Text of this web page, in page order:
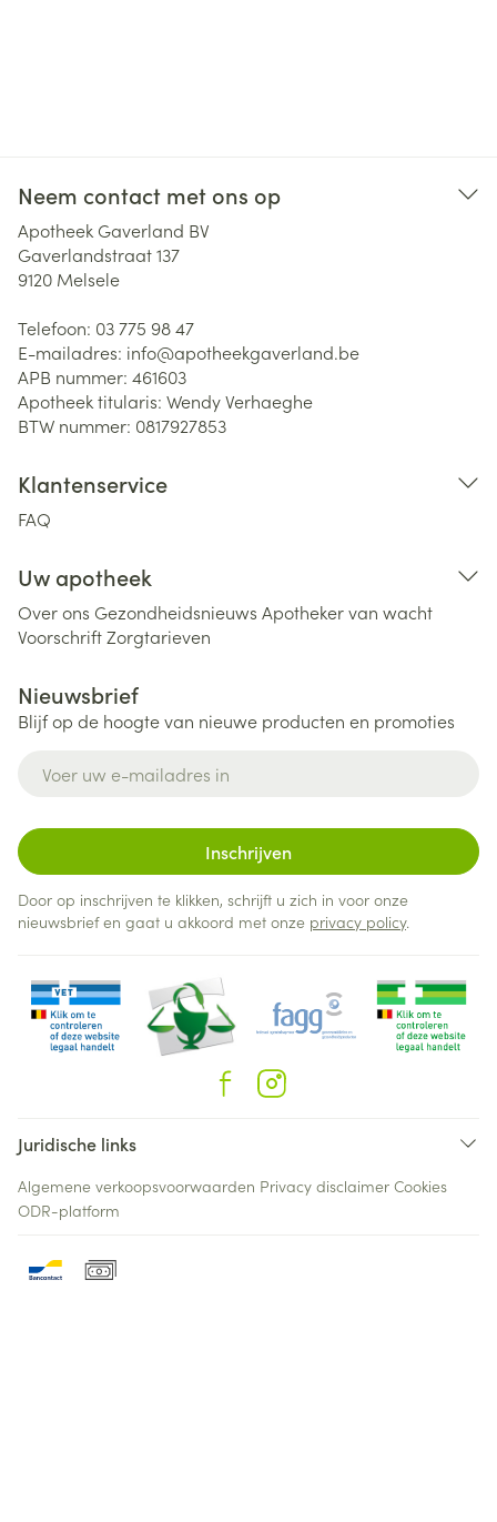
Neem contact met ons op
Apotheek Gaverland BV
Gaverlandstraat 137
9120 Melsele
Telefoon: 03 775 98 47
E-mailadres: info@apotheekgaverland.be
APB nummer: 461603
Apotheek titularis: Wendy Verhaeghe
BTW nummer: 0817927853
Klantenservice
FAQ
Uw apotheek
Over ons Gezondheidsnieuws Apotheker van wacht
VoorschriftZorgtarieven
Nieuwsbrief
Blijf op de hoogte van nieuwe producten en promoties
Inschrijven
Door op inschrijven te klikken, schrijft u zich in voor onze
nieuwsbrief en gaat u akkoord met onze privacy policy.
Juridische links
Algemene verkoopsvoorwaarden Privacy disclaimer Cookies
ODR-platform